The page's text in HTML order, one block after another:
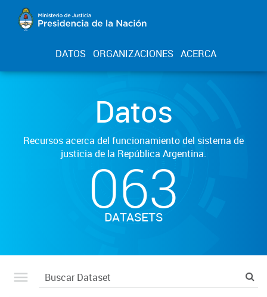
DATOS ORGANIZACIONES ACERCA
Datos
Recursos acerca del funcionamiento del sistema de
justicia de la República Argentina.
063
DATASETS